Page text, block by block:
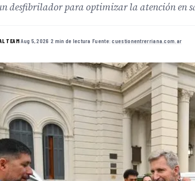
desfibrilador para optimizar la atención en
TEAM·Aug 5, 2026 ·2 min de lectura ·Fuente:cuestionentrerriana.com.ar